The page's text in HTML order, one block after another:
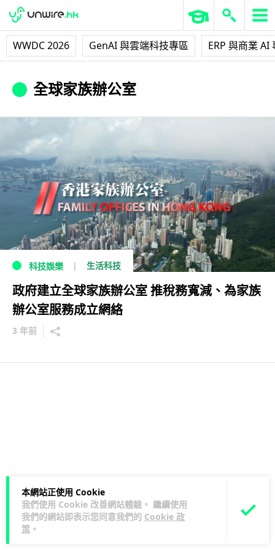
WWDC 2026 GenAI 與雲端科技專區 ERP 與商業 AI
本網站正使用 Cookie
我們使用 Cookie 改善網站體驗。 繼續使用
我們的網站即表示您同意我們的 Cookie 政
策 。
全球家族辦公室
科技娛樂 生活科技
政府建立全球家族辦公室 推稅務寬減、為家族
辦公室服務成立網絡
3 年前